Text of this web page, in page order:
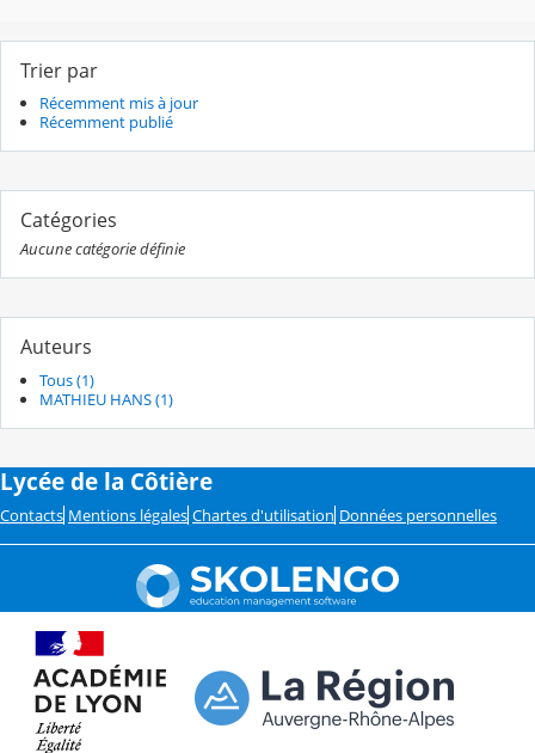
Trier par
Récemment mis à jour
Récemment publié
Catégories
Aucune catégorie définie
Auteurs
Tous (1)
MATHIEU HANS (1)
Lycée de la Côtière
Contacts Mentions légales Chartes d'utilisation Données personnelles